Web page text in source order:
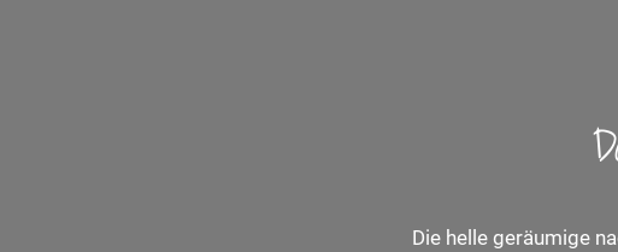
Die helle geräumige